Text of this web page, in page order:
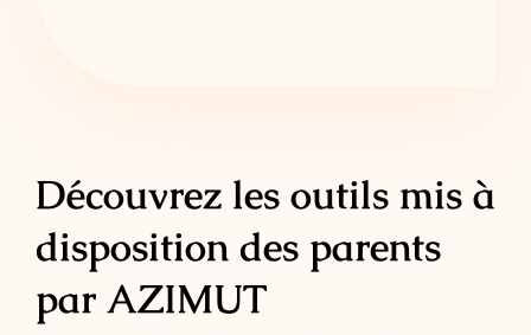
Découvrez les outils mis à
disposition des parents
par AZIMUT